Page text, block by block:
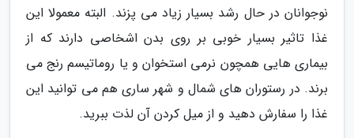
نوجوانان در حال رشد بسیار زیاد می پزند. البته معمولا این
غذا تاثیر بسیار خوبی بر روی بدن اشخاصی دارند که از
بیماری هایی همچون نرمی استخوان و یا روماتیسم رنج می
برند. در رستوران های شمال و شهر ساری هم می توانید این
غذا را سفارش دهید و از میل کردن آن لذت ببرید.